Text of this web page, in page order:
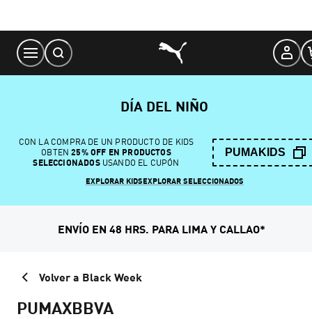
Content
DÍA DEL NIÑO
CON LA COMPRA DE UN PRODUCTO DE KIDS
OBTEN 25% OFF EN PRODUCTOS
SELECCIONADOSUSANDO EL CUPÓN
PUMAKIDS
EXPLORAR KIDSEXPLORAR SELECCIONADOS
ENVÍO EN 48 HRS. PARA LIMA Y CALLAO*
Volver a Black Week
PUMAXBBVA